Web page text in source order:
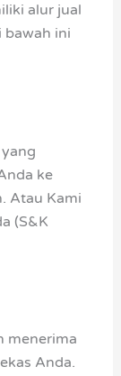
alur jual
bawah ini
ke
Atau Kami
(S&K
menerima
Anda.